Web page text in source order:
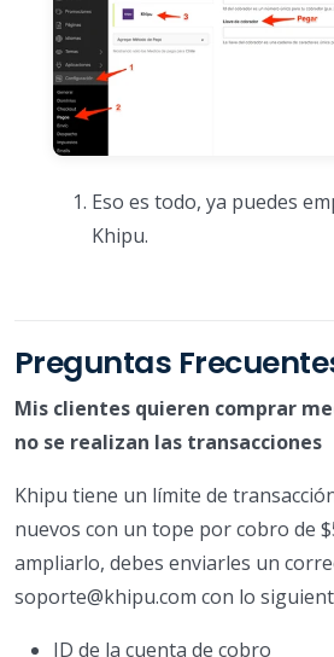
Eso es todo, ya puedes
Khipu.
Preguntas
Mis clientes quieren comprar
no se realizan las transacciones
Khipu tiene un límite de
nuevos con un tope por cobro de
ampliarlo, debes enviarles un
soporte@khipu.com con lo
ID de la cuenta de cobro